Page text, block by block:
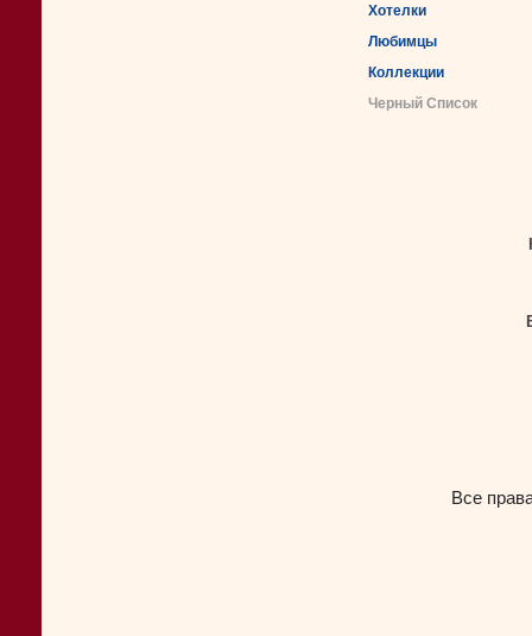
Хотелки
Любимцы
Коллекции
Черный Список
Все